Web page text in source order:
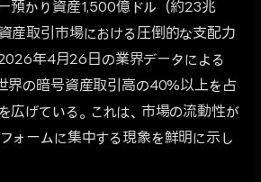
預かり資産1,500億ドル（約23兆
産取引市場における圧倒的な支配力
年4月26日の業界データによる
界の暗号資産取引高の40%以上を占
広げている。これは、市場の流動性が
ォームに集中する現象を鮮明に示し